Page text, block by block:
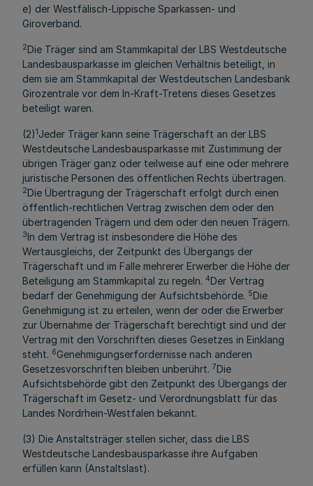
e) der Westfälisch-Lippische Sparkassen- und
Giroverband.
2Die Träger sind am Stammkapital der LBS Westdeutsche
Landesbausparkasse im gleichen Verhältnis beteiligt, in
dem sie am Stammkapital der Westdeutschen Landesbank
Girozentrale vor dem In-Kraft-Tretens dieses Gesetzes
beteiligt waren.
(2)1Jeder Träger kann seine Trägerschaft an der LBS
Westdeutsche Landesbausparkasse mit Zustimmung der
übrigen Träger ganz oder teilweise auf eine oder mehrere
juristische Personen des öffentlichen Rechts übertragen.
2Die Übertragung der Trägerschaft erfolgt durch einen
öffentlich-rechtlichen Vertrag zwischen dem oder den
übertragenden Trägern und dem oder den neuen Trägern.
3In dem Vertrag ist insbesondere die Höhe des
Wertausgleichs, der Zeitpunkt des Übergangs der
Trägerschaft und im Falle mehrerer Erwerber die Höhe der
Beteiligung am Stammkapital zu regeln. 4Der Vertrag
bedarf der Genehmigung der Aufsichtsbehörde. 5Die
Genehmigung ist zu erteilen, wenn der oder die Erwerber
zur Übernahme der Trägerschaft berechtigt sind und der
Vertrag mit den Vorschriften dieses Gesetzes in Einklang
steht. 6Genehmigungserfordernisse nach anderen
Gesetzesvorschriften bleiben unberührt. 7Die
Aufsichtsbehörde gibt den Zeitpunkt des Übergangs der
Trägerschaft im Gesetz- und Verordnungsblatt für das
Landes Nordrhein-Westfalen bekannt.
(3) Die Anstaltsträger stellen sicher, dass die LBS
Westdeutsche Landesbausparkasse ihre Aufgaben
erfüllen kann (Anstaltslast).